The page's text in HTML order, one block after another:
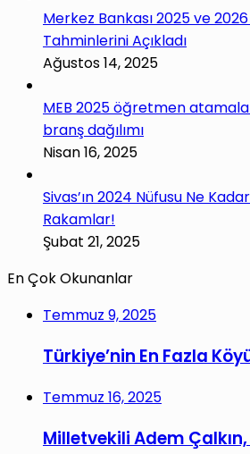
Merkez Bankası 2025 ve 2026
Tahminlerini Açıkladı
Ağustos 14, 2025
MEB 2025 öğretmen
branş dağılımı
Nisan 16, 2025
Sivas’ın 2024 Nüfusu Ne
Rakamlar!
Şubat 21, 2025
En Çok Okunanlar
Temmuz 9, 2025
Türkiye’nin En Fazla
Temmuz 16, 2025
Milletvekili Adem Çalkın,